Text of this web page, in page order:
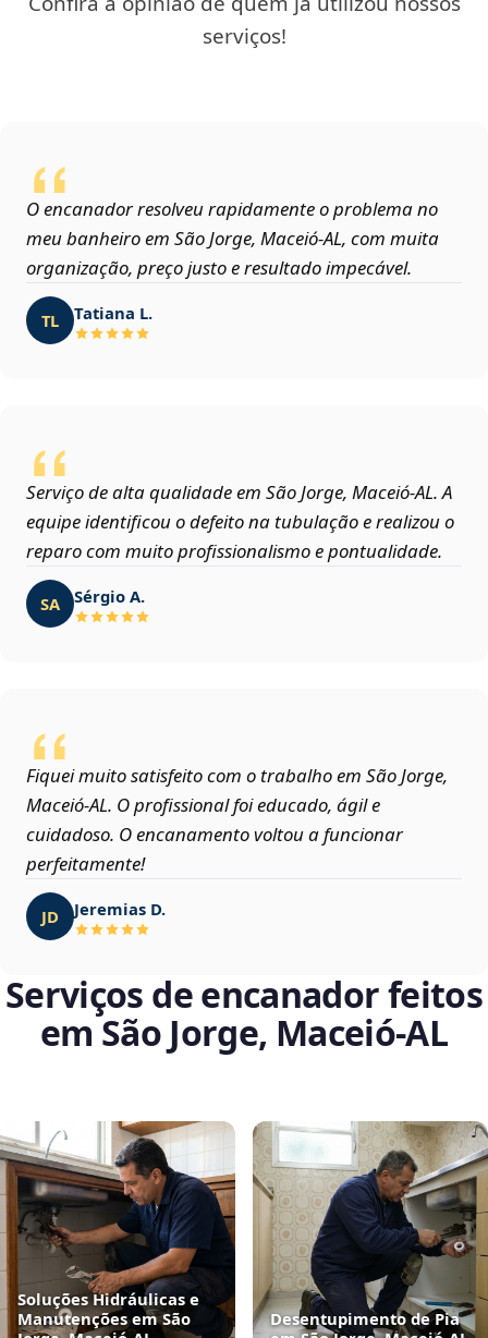
serviços!
O encanador resolveu rapidamente o problema no
meu banheiro em São Jorge, Maceió‑AL, com muita
organização, preço justo e resultado impecável.
TL Tatiana L.
Serviço de alta qualidade em São Jorge, Maceió‑AL. A
equipe identificou o defeito na tubulação e realizou o
reparo com muito profissionalismo e pontualidade.
SA Sérgio A.
Fiquei muito satisfeito com o trabalho em São Jorge,
Maceió‑AL. O profissional foi educado, ágil e
cuidadoso. O encanamento voltou a funcionar
perfeitamente!
JD Jeremias D.
Serviços de encanador feitos
em São Jorge, Maceió‑AL
Soluções Hidráulicas e
Manutenções em São
Desentupimento de Pia